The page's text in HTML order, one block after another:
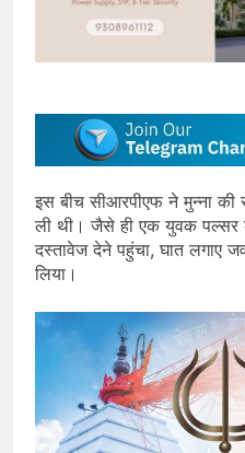
इस बीच सीआरपीएफ ने मुन्ना की
ली थी। जैसे ही एक युवक
दस्तावेज देने पहुंचा, घात लगाए
लिया।